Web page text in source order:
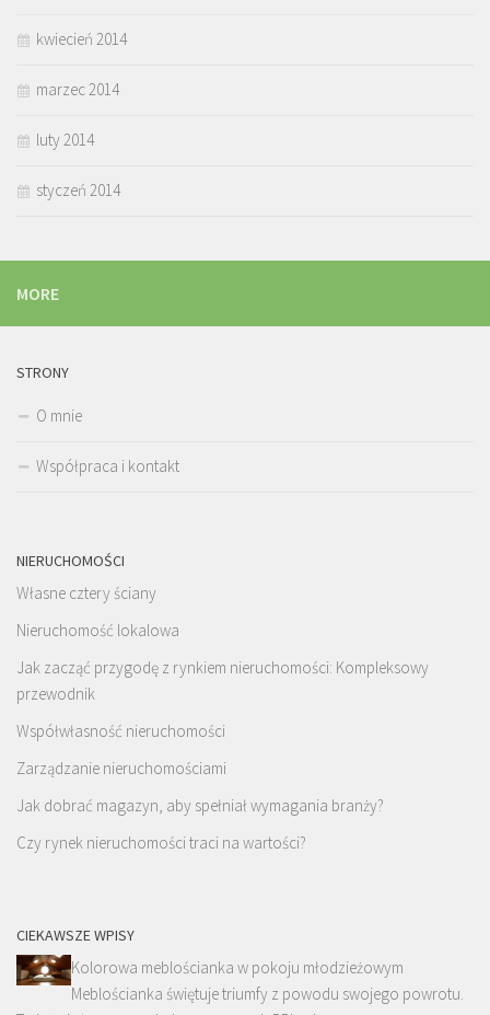
kwiecień 2014
marzec 2014
luty 2014
styczeń 2014
MORE
STRONY
O mnie
Współpraca i kontakt
NIERUCHOMOŚCI
Własne cztery ściany
Nieruchomość lokalowa
Jak zacząć przygodę z rynkiem nieruchomości: Kompleksowy
przewodnik
Współwłasność nieruchomości
Zarządzanie nieruchomościami
Jak dobrać magazyn, aby spełniał wymagania branży?
Czy rynek nieruchomości traci na wartości?
CIEKAWSZE WPISY
Kolorowa meblościanka w pokoju młodzieżowym
Meblościanka świętuje triumfy z powodu swojego powrotu.